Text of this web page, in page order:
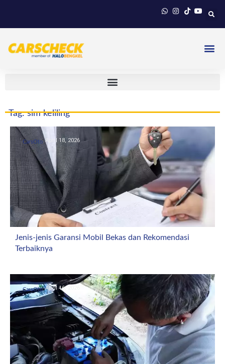
Tag: sim keliling
CarsOto April 18, 2026
Jenis-jenis Garansi Mobil Bekas dan Rekomendasi
Terbaiknya
CarsOto April 16, 2026